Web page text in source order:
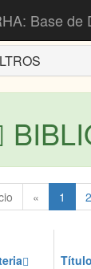
Base de
Bibliografía
« 1 2
Título